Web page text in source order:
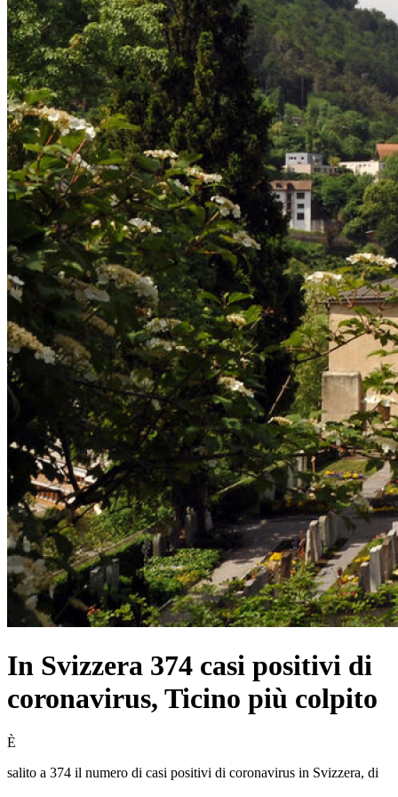
In Svizzera 374 casi positivi di
coronavirus, Ticino più colpito
È
salito a 374 il numero di casi positivi di coronavirus in Svizzera, di